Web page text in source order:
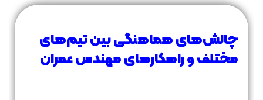
چالش‌های هماهنگی بین تیم‌های
مختلف و راهکارهای مهندس عمران